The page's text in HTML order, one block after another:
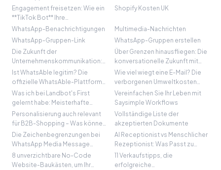
Engagement freisetzen: Wie ein
**TikTok Bot** Ihre
Konversationsstrategie auflädt
Shopify Kosten UK
WhatsApp-Benachrichtigungen
Multimedia-Nachrichten
WhatsApp-Gruppen-Link
WhatsApp-Gruppen erstellen
Die Zukunft der
Unternehmenskommunikation:
Die Kunst des
**Textnachrichtenversands**
meistern
Über Grenzen hinausfliegen: Die
konversationelle Zukunft mit
Spoki, nicht nur ein **Zugvogel**
Ist WhatsAble legitim? Die
offizielle WhatsAble-Plattform
ist whatsable.app – nicht
whatsable.com
Wie viel wiegt eine E-Mail? Die
verborgenen Umweltkosten
Ihrer digitalen Kommunikation
aufdecken
Was ich bei Landbot's First
gelernt habe: Meisterhafte
Gesprächsführung auf
WhatsApp
Vereinfachen Sie Ihr Leben mit
Saysimple Workflows
Personalisierung auch relevant
für B2B-Shopping – Was können
wir von Konsumgütermarken
lernen? Wie sorgen sie mit
Daten in der Hand für dieselbe
persönliche Note online?
Vollständige Liste der
akzeptierten Dokumente
Die Zeichenbegrenzungen bei
WhatsApp Media Message
Templates verstehen für
Unternehmenswachstum
AI Receptionist vs Menschlicher
Rezeptionist: Was Passt zu
Ihrem Unternehmen?
8 unverzichtbare No-Code
Website-Baukästen, um Ihr
11 Verkaufstipps, die
erfolgreiche